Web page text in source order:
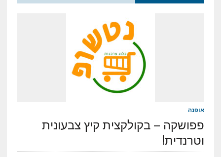
אופנה
פפושקה – בקולקצית קיץ צבעונית
וטרנדית!